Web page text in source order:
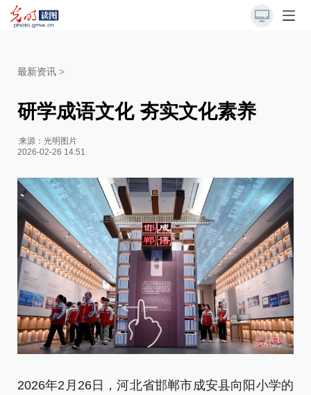
最新资讯 >
研学成语文化 夯实文化素养
来源：光明图片
2026-02-26 14:51
2026年2月26日，河北省邯郸市成安县向阳小学的